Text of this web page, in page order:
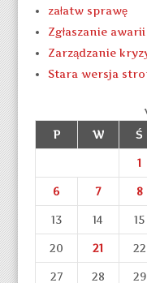
załatw sprawę
Zgłaszanie awarii
Zarządzanie
Stara wersja
P
W Ś
1
6 7 8
13 14 15
20 21 22
27 28 29